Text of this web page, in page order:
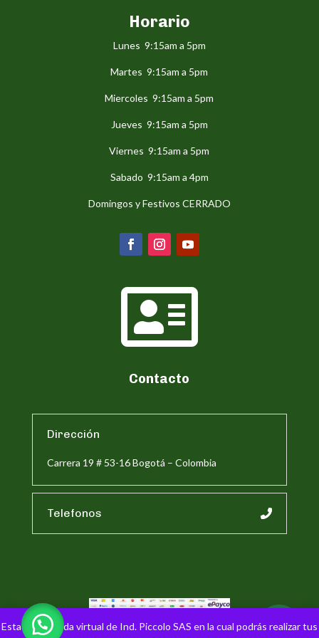
Esta es la tienda virtual de Ind. Piccolo SAS en la cual podrás realizar tus
Horario
Lunes 9:15am a 5pm
Martes 9:15am a 5pm
Miercoles 9:15am a 5pm
Jueves 9:15am a 5pm
Viernes 9:15am a 5pm
Sabado 9:15am a 4pm
Domingos y Festivos CERRADO

Contacto
Dirección
Carrera 19 # 53-16 Bogotá – Colombia
Telefonos